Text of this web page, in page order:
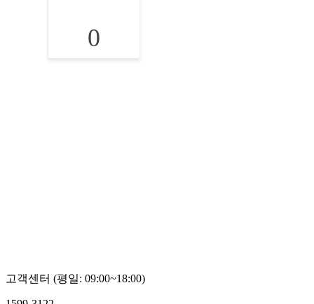
0
고객센터 (평일: 09:00~18:00)